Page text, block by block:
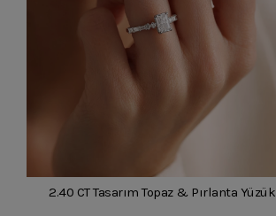
2.40 CT Tasarım Topaz & Pırlanta Yüzük